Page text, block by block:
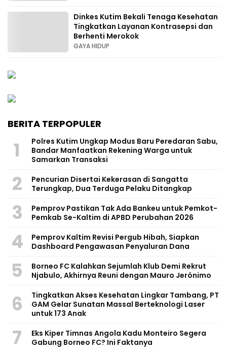
Dinkes Kutim Bekali Tenaga Kesehatan
Tingkatkan Layanan Kontrasepsi dan
Berhenti Merokok
GAYA HIDUP
BERITA TERPOPULER
1
Polres Kutim Ungkap Modus Baru Peredaran Sabu,
Bandar Manfaatkan Rekening Warga untuk
Samarkan Transaksi
2
Pencurian Disertai Kekerasan di Sangatta
Terungkap, Dua Terduga Pelaku Ditangkap
3
Pemprov Pastikan Tak Ada Bankeu untuk Pemkot-
Pemkab Se-Kaltim di APBD Perubahan 2026
4
Pemprov Kaltim Revisi Pergub Hibah, Siapkan
Dashboard Pengawasan Penyaluran Dana
5
Borneo FC Kalahkan Sejumlah Klub Demi Rekrut
Njabulo, Akhirnya Reuni dengan Mauro Jerónimo
6
Tingkatkan Akses Kesehatan Lingkar Tambang, PT
GAM Gelar Sunatan Massal Berteknologi Laser
untuk 173 Anak
7
Eks Kiper Timnas Angola Kadu Monteiro Segera
Gabung Borneo FC? Ini Faktanya